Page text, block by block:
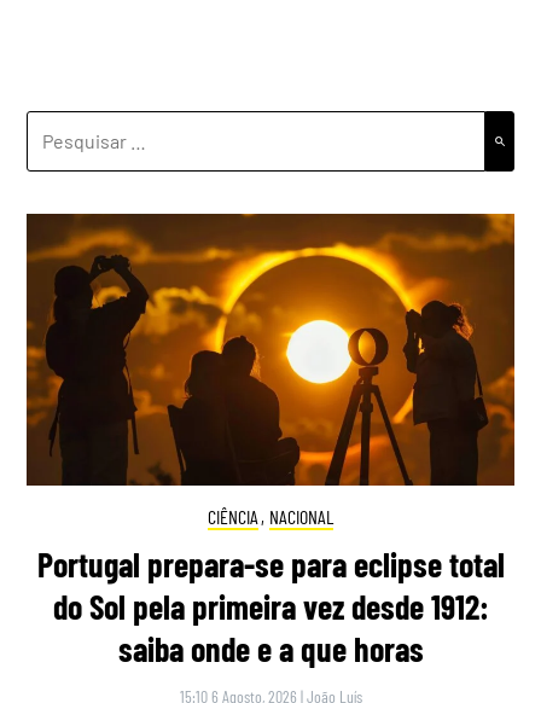
POR:
CIÊNCIA , NACIONAL
Portugal prepara-se para eclipse total
do Sol pela primeira vez desde 1912:
saiba onde e a que horas
15:10 6 Agosto, 2026 |João Luís